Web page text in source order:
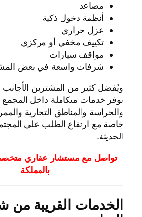
مصاعد
أنظمة دخول ذكية
عزل حراري
تكييف مخفي أو مركزي
مواقف سيارات
شرفات واسعة في بعض
ويُفضل كثير من المشترين الأجانب
توفر خدمات متكاملة داخل المجمع
والحراسة والمناطق التجارية
خاصة مع ارتفاع الطلب على
الحديثة.
تواصل مع مستشار عقاري
بالمملكة
الخدمات القريبة من